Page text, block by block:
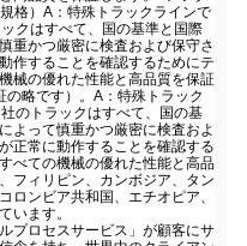
格） A：特殊トラックラインで
クはすべて、国の基準と国際
重かつ厳密に検査および保守さ
作することを確認するためにテ
械の優れた性能と高品質を保証
略です）。 A：特殊トラック
のトラックはすべて、国の基
よって慎重かつ厳密に検査およ
正常に動作することを確認する
べての機械の優れた性能と高品
フィリピン、カンボジア、タン
ロンビア共和国、エチオピア、
います。
プロセスサービス」が顧客にサ